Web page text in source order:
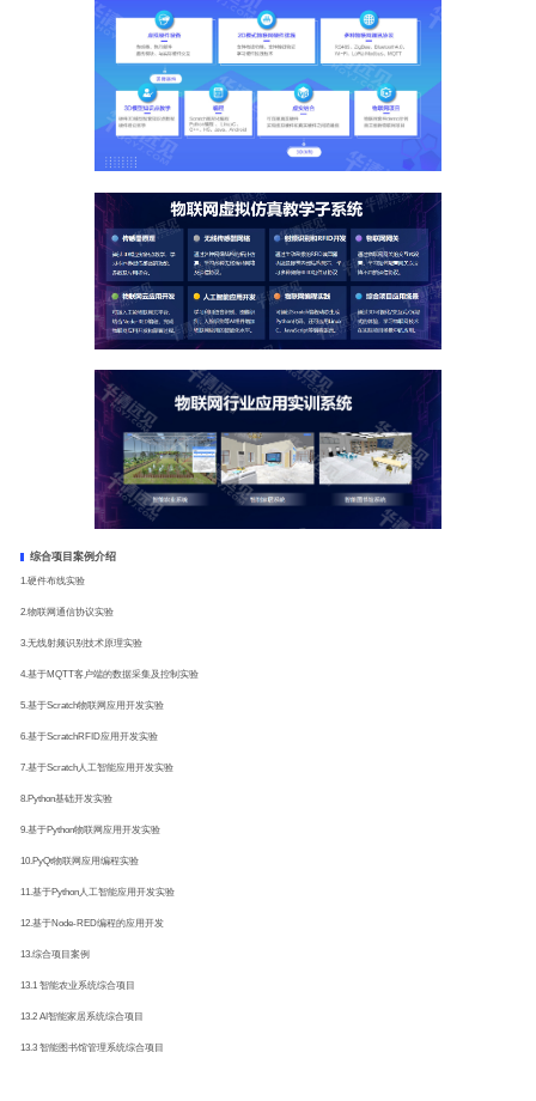
综合项目案例介绍
1.硬件布线实验
2.物联网通信协议实验
3.无线射频识别技术原理实验
4.基于MQTT客户端的数据采集及控制实验
5.基于Scratch物联网应用开发实验
6.基于ScratchRFID应用开发实验
7.基于Scratch人工智能应用开发实验
8.Python基础开发实验
9.基于Python物联网应用开发实验
10.PyQt物联网应用编程实验
11.基于Python人工智能应用开发实验
12.基于Node-RED编程的应用开发
13.综合项目案例
13.1 智能农业系统综合项目
13.2 AI智能家居系统综合项目
13.3 智能图书馆管理系统综合项目